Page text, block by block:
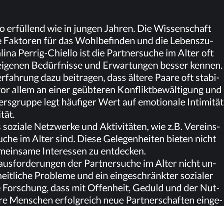
er­fül­lend wie in jun­gen Jah­ren. Die Wis­sen­schaft
für das Wohl­be­fin­den und die Le­bens­zu­
Per­rig-Chiel­lo ist die Part­ner­su­che im Al­ter oft
Be­dürf­nis­se und Er­war­tun­gen bes­ser ken­nen.
dazu bei­tra­gen, dass äl­te­re Paa­re oft sta­bi­
al­lem an ei­ner ge­üb­te­ren Kon­flikt­be­wäl­ti­gung und
legt häu­fi­ger Wert auf emo­tio­na­le In­ti­mi­tät
Netz­wer­ke und Ak­ti­vi­tä­ten, wie z.B. Ver­eins­
im Al­ter sind. Die­se Ge­le­gen­hei­ten bie­ten nicht
In­ter­es­sen zu entdecken.
der Part­ner­su­che im Al­ter nicht un­
Pro­ble­me und ein ein­ge­schränk­ter so­zia­ler
dass mit Of­fen­heit, Ge­duld und der Nut­
Men­schen er­folg­reich neue Part­ner­schaf­ten ein­ge­